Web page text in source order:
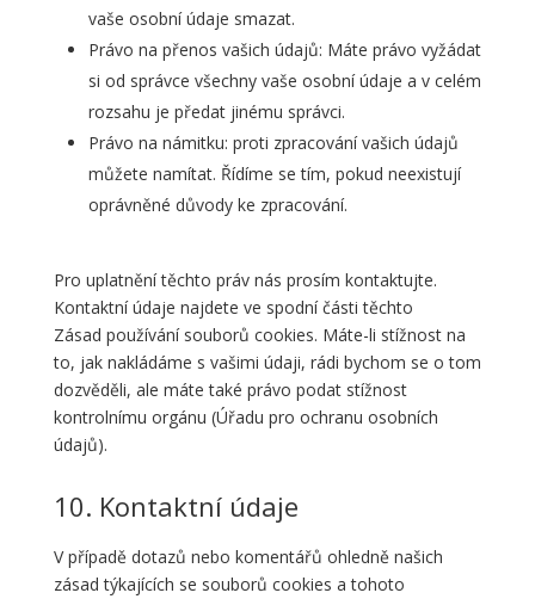
vaše osobní údaje smazat.
Právo na přenos vašich údajů: Máte právo vyžádat
si od správce všechny vaše osobní údaje a v celém
rozsahu je předat jinému správci.
Právo na námitku: proti zpracování vašich údajů
můžete namítat. Řídíme se tím, pokud neexistují
oprávněné důvody ke zpracování.
Pro uplatnění těchto práv nás prosím kontaktujte.
Kontaktní údaje najdete ve spodní části těchto
Zásad používání souborů cookies. Máte-li stížnost na
to, jak nakládáme s vašimi údaji, rádi bychom se o tom
dozvěděli, ale máte také právo podat stížnost
kontrolnímu orgánu (Úřadu pro ochranu osobních
údajů).
10. Kontaktní údaje
V případě dotazů nebo komentářů ohledně našich
zásad týkajících se souborů cookies a tohoto